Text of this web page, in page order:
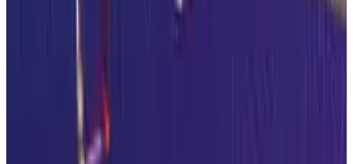
Green Claims im Lebensmittelregal
Unternehmen müssen Aussagen wie „natürlich“, „regional“
oder „klimaneutral“ belegen. Der Beitrag erläutert die neuen